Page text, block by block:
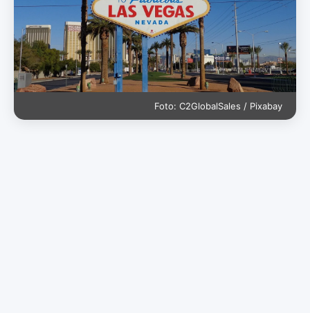
Foto: C2GlobalSales / Pixabay